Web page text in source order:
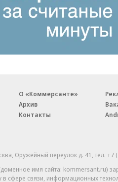
О «Коммерсанте»
Архив
Контакты
Оружейный переулок д. 41,тел. +7
имя сайта: kommersant.ru)
сфере связи, информационных